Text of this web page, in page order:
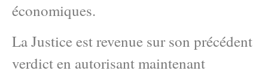
économiques.
La Justice est revenue sur son précédent
verdict en autorisant maintenant